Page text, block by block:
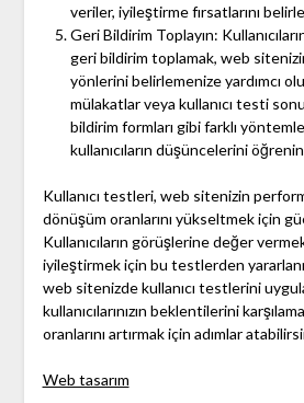
veriler, iyileştirme fırsatlarını
Geri Bildirim Toplayın:
geri bildirim toplamak, web
yönlerini belirlemenize yardımcı
mülakatlar veya kullanıcı testi
bildirim formları gibi farklı
kullanıcıların düşüncelerini
Kullanıcı testleri, web sitenizin
dönüşüm oranlarını yükseltmek için
Kullanıcıların görüşlerine değer
iyileştirmek için bu testlerden
web sitenizde kullanıcı testlerini
kullanıcılarınızın beklentilerini
oranlarını artırmak için adımlar
Web tasarım